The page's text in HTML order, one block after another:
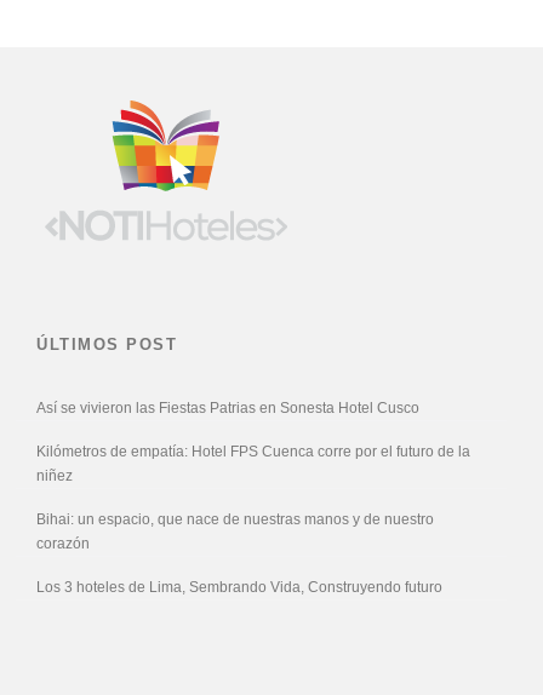
ÚLTIMOS POST
Así se vivieron las Fiestas Patrias en Sonesta Hotel Cusco
Kilómetros de empatía: Hotel FPS Cuenca corre por el futuro de la
niñez
Bihai: un espacio, que nace de nuestras manos y de nuestro
corazón
Los 3 hoteles de Lima, Sembrando Vida, Construyendo futuro